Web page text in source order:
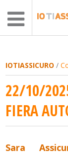
IOTIASSICURO /
22/10/
FIERA
Sara